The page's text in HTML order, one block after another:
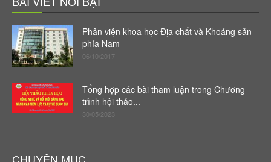
Phân viện khoa học Địa chất và Khoáng sản
phía Nam
06/10/2017
Tổng hợp các bài tham luận trong Chương
trình hội thảo...
30/05/2023